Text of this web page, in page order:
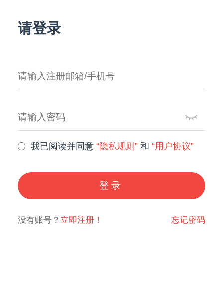
请登录
我已阅读并同意“隐私规则” 和“用户协议”
登录
没有账号？ 立即注册！ 忘记密码